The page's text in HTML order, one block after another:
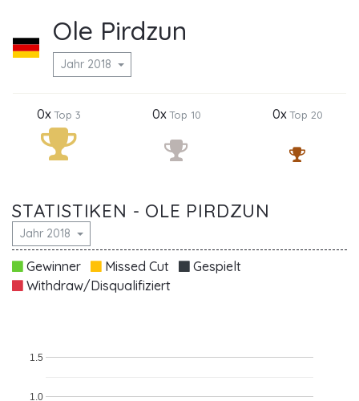
Ole Pirdzun
Jahr 2018
0xTop 3 0xTop 10 0xTop 20
STATISTIKEN - OLE PIRDZUN
Jahr 2018
Gewinner Missed Cut
Gespielt
Withdraw/Disqualifiziert
1.0
1.5